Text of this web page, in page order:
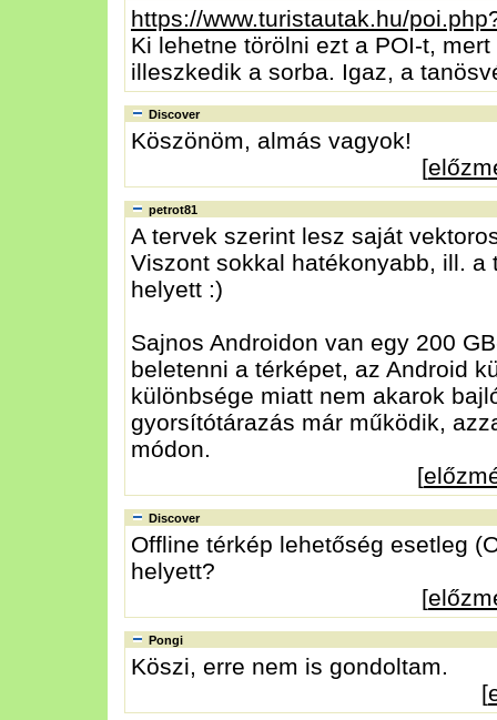
https://www.turistautak.hu/
Ki lehetne törölni ezt a POI-t,
illeszkedik a sorba. Igaz, a
Discover
Köszönöm, almás vagyok!
[
petrot81
A tervek szerint lesz saját
Viszont sokkal hatékonyabb, ill.
helyett :)
Sajnos Androidon van egy 200
beletenni a térképet, az Android
különbsége miatt nem akarok
gyorsítótárazás már működik,
módon.
[
Discover
Offline térkép lehetőség esetleg
helyett?
[
Pongi
Köszi, erre nem is gondoltam.
[